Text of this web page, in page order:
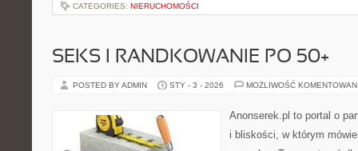
CATEGORIES: NIERUCHOMOŚCI
SEKS I RANDKOWANIE PO 50+
POSTED BY ADMIN STY - 3 - 2026 MOŻLIWOŚĆ
Anonserek.pl to portal o
i bliskości, w którym